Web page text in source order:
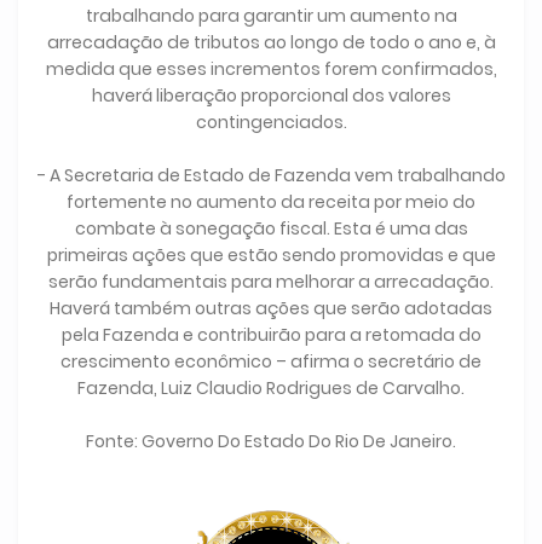
trabalhando para garantir um aumento na
arrecadação de tributos ao longo de todo o ano e, à
medida que esses incrementos forem confirmados,
haverá liberação proporcional dos valores
contingenciados.
- A Secretaria de Estado de Fazenda vem trabalhando
fortemente no aumento da receita por meio do
combate à sonegação fiscal. Esta é uma das
primeiras ações que estão sendo promovidas e que
serão fundamentais para melhorar a arrecadação.
Haverá também outras ações que serão adotadas
pela Fazenda e contribuirão para a retomada do
crescimento econômico – afirma o secretário de
Fazenda, Luiz Claudio Rodrigues de Carvalho.
Fonte: Governo Do Estado Do Rio De Janeiro.